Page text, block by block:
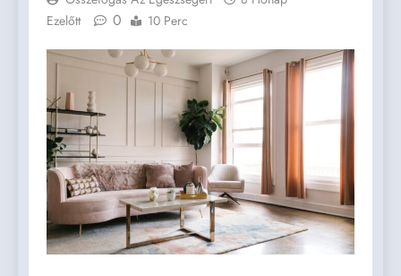
Ezelőtt
0 10 Perc